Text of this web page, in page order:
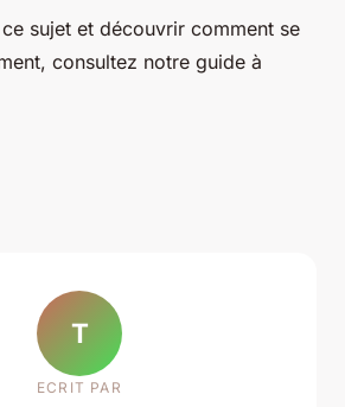
sujet et découvrir comment se
consultez notre guide à
T
ECRIT PAR